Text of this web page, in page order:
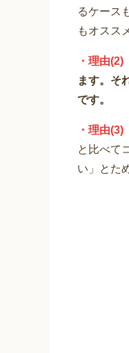
るケース
もオスス
・理由(2)
ます。そ
です。
・理由(3)
と比べて
い」とた